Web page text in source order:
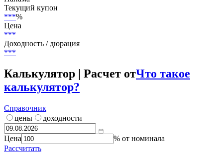
***
Страна риска
Панама
Текущий купон
***
***
Доходность / дюрация
***
Калькулятор | Расчет от
калькулятор?
Справочник
цены